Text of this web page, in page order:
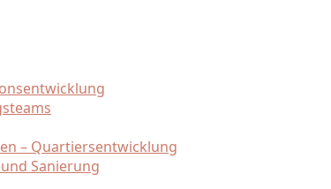
– Quartiersentwicklung
Sanierung